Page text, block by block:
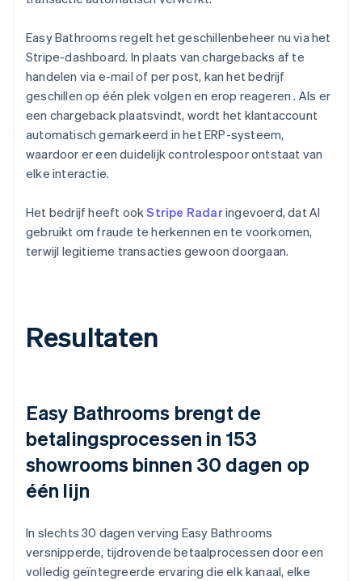
Easy Bathrooms regelt het geschillenbeheer nu via het
Stripe-dashboard. In plaats van chargebacks af te
handelen via e-mail of per post, kan het bedrijf
geschillen op één plek volgen en erop reageren . Als er
een chargeback plaatsvindt, wordt het klantaccount
automatisch gemarkeerd in het ERP-systeem,
waardoor er een duidelijk controlespoor ontstaat van
elke interactie.
Het bedrijf heeft ookStripe Radaringevoerd, dat AI
gebruikt om fraude te herkennen en te voorkomen,
terwijl legitieme transacties gewoon doorgaan.
Resultaten
Easy Bathrooms brengt de
betalingsprocessen in 153
showrooms binnen 30 dagen op
één lijn
In slechts 30 dagen verving Easy Bathrooms
versnipperde, tijdrovende betaalprocessen door een
volledig geïntegreerde ervaring die elk kanaal, elke